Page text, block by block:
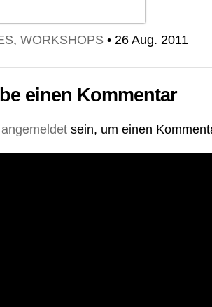
, WORKSHOPS • 26 Aug. 2011
einen Kommentar
angemeldet sein, um einen